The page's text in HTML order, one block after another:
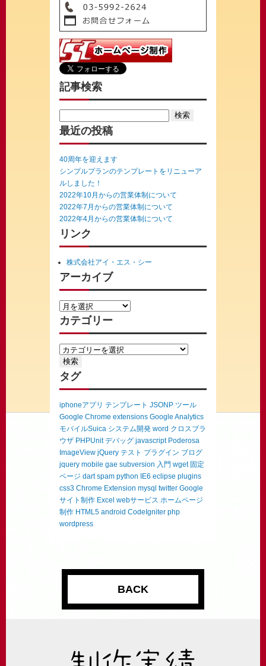
記事検索
for:
最近の投稿
40周年を迎えます
シンプルプランのテンプレートをリニューア
ルしました！
2022年10月からの営業体制について
2022年7月からの営業体制について
2022年4月からの営業体制について
リンク
株式会社アイ・エス・シー
アーカイブ
カテゴリー
タグ
iphoneアプリ テンプレート JSONP ツール
Google Chrome extensions Google Analytics
モバイルSuica システム開発 word クロスブラ
ウザ PHPUnit デバッグ javascript Poderosa
ImageView jQuery テスト プラグイン ブログ
jquery mobile gae subversion 入門 wget 固定
ページ dart spam python IE6 eclipse plugins
css3 Chrome Extension mysql twitter Google
サイト制作 Excel webサービス ホームページ
制作 HTML5 android CodeIgniter php
wordpress
BACK